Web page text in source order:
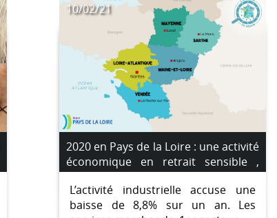
10/02/21
2020 en Pays de la Loire : une activité
économique en retrait sensible ,
dans un contexte de crise sanitaire
aux conséquences exceptionnelles.
L’activité industrielle accuse une
baisse de 8,8% sur un an. Les